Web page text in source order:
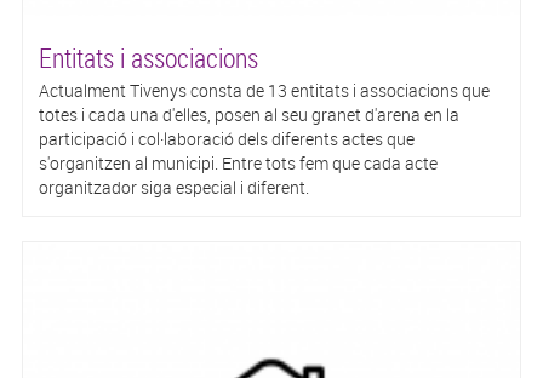
Entitats i associacions
Actualment Tivenys consta de 13 entitats i associacions que
totes i cada una d'elles, posen al seu granet d'arena en la
participació i col·laboració dels diferents actes que
s'organitzen al municipi. Entre tots fem que cada acte
organitzador siga especial i diferent.